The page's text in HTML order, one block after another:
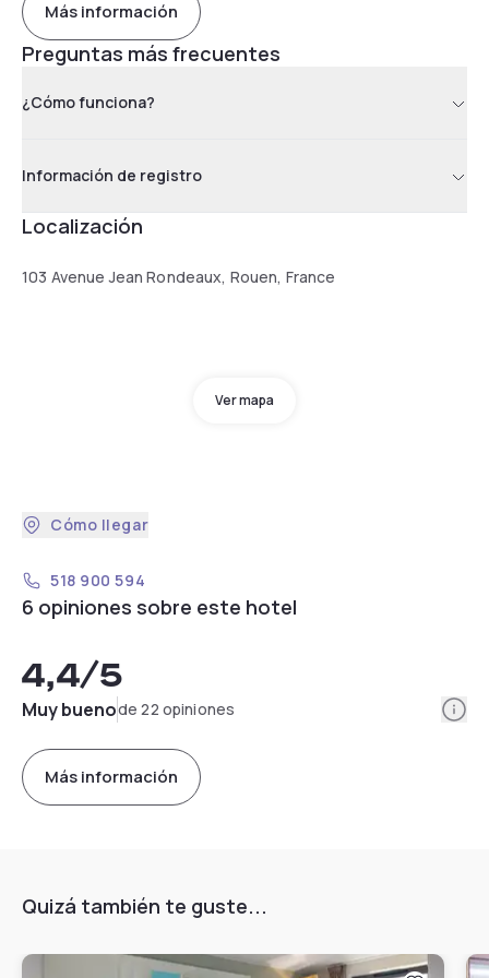
Más información
Preguntas más frecuentes
¿Cómo funciona?
Información de registro
Localización
103 Avenue Jean Rondeaux, Rouen, France
Ver mapa
Cómo llegar
518 900 594
6 opiniones sobre este hotel
4,4/5
Muy buenode 22 opiniones
Más información
Quizá también te guste...